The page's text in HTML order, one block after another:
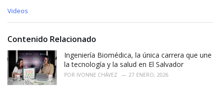
C
e
r
i
e
Videos
Contenido Relacionado
Ingeniería Biomédica, la única carrera que une
la tecnología y la salud en El Salvador
POR IVONNE CHÁVEZ 27 ENERO, 2026